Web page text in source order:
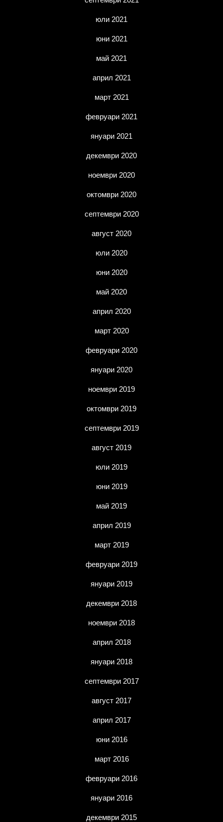
юли 2021
юни 2021
май 2021
април 2021
март 2021
февруари 2021
януари 2021
декември 2020
ноември 2020
октомври 2020
септември 2020
август 2020
юли 2020
юни 2020
май 2020
април 2020
март 2020
февруари 2020
януари 2020
ноември 2019
октомври 2019
септември 2019
август 2019
юли 2019
юни 2019
май 2019
април 2019
март 2019
февруари 2019
януари 2019
декември 2018
ноември 2018
април 2018
януари 2018
септември 2017
август 2017
април 2017
юни 2016
март 2016
февруари 2016
януари 2016
декември 2015